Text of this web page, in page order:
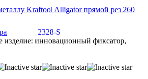
Kraftool Alligator прямой рез 260
2328-S
изделие: инновационный фиксатор,